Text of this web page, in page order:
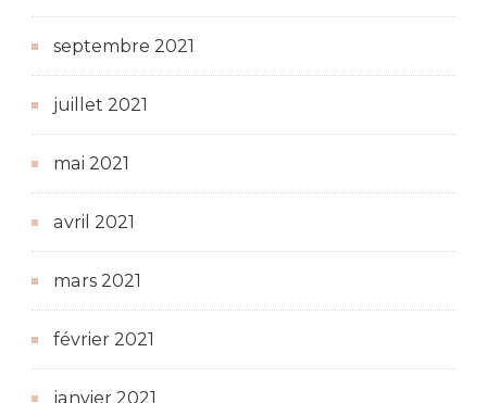
septembre 2021
juillet 2021
mai 2021
avril 2021
mars 2021
février 2021
janvier 2021